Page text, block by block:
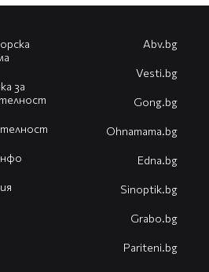
за
Abv.bg
Vesti.bg
Gong.bg
Оhnamama.bg
Edna.bg
Sinoptik.bg
Grabo.bg
Pariteni.bg